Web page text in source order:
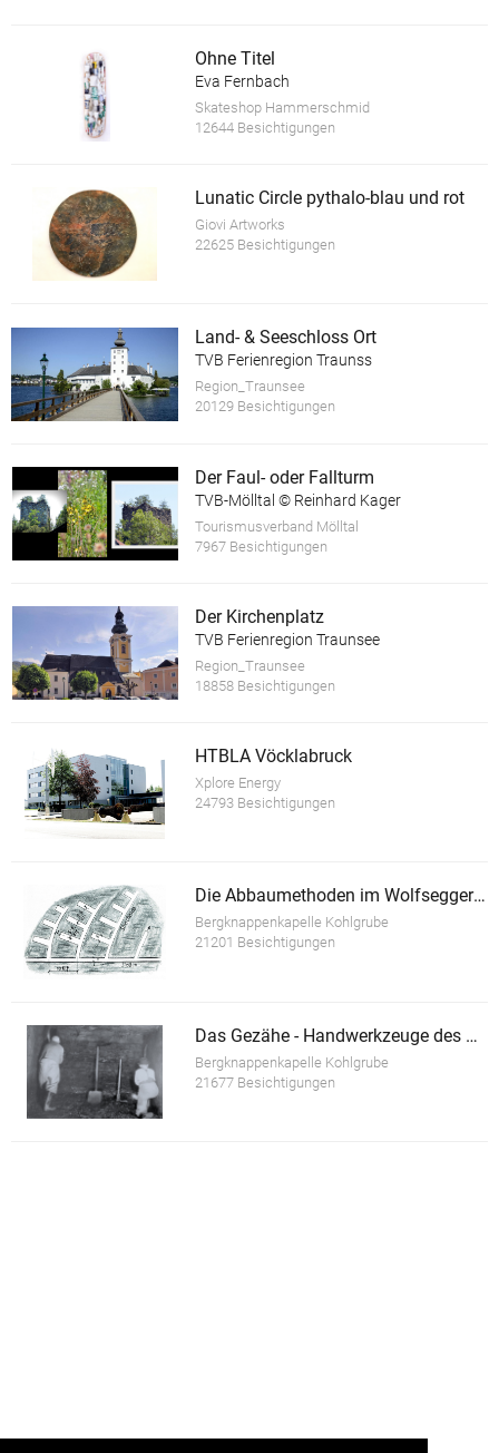
Ohne Titel
Eva Fernbach
Skateshop Hammerschmid
12644 Besichtigungen
Lunatic Circle pythalo-blau und rot
Giovi Artworks
22625 Besichtigungen
Land- & Seeschloss Ort
TVB Ferienregion Traunss
Region_Traunsee
20129 Besichtigungen
Der Faul- oder Fallturm
TVB-Mölltal © Reinhard Kager
Tourismusverband Mölltal
7967 Besichtigungen
Der Kirchenplatz
TVB Ferienregion Traunsee
Region_Traunsee
18858 Besichtigungen
HTBLA Vöcklabruck
Xplore Energy
24793 Besichtigungen
Die Abbaumethoden im Wolfsegger Bergbau
Bergknappenkapelle Kohlgrube
21201 Besichtigungen
Das Gezähe - Handwerkzeuge des Bergmannes
Bergknappenkapelle Kohlgrube
21677 Besichtigungen